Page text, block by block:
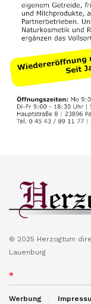
© 2025 Herzogtum
Lauenburg
*
Werbung